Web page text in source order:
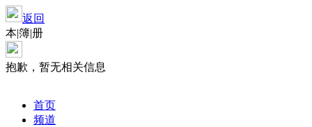
返回
本|簿|册
抱歉，暂无相关信息
首页
频道